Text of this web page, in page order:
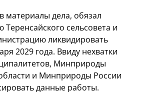
материалы дела, обязал
сельсовета и
ликвидировать
2029 года. Ввиду нехватки
Минприроды
и Минприроды России
данные работы.